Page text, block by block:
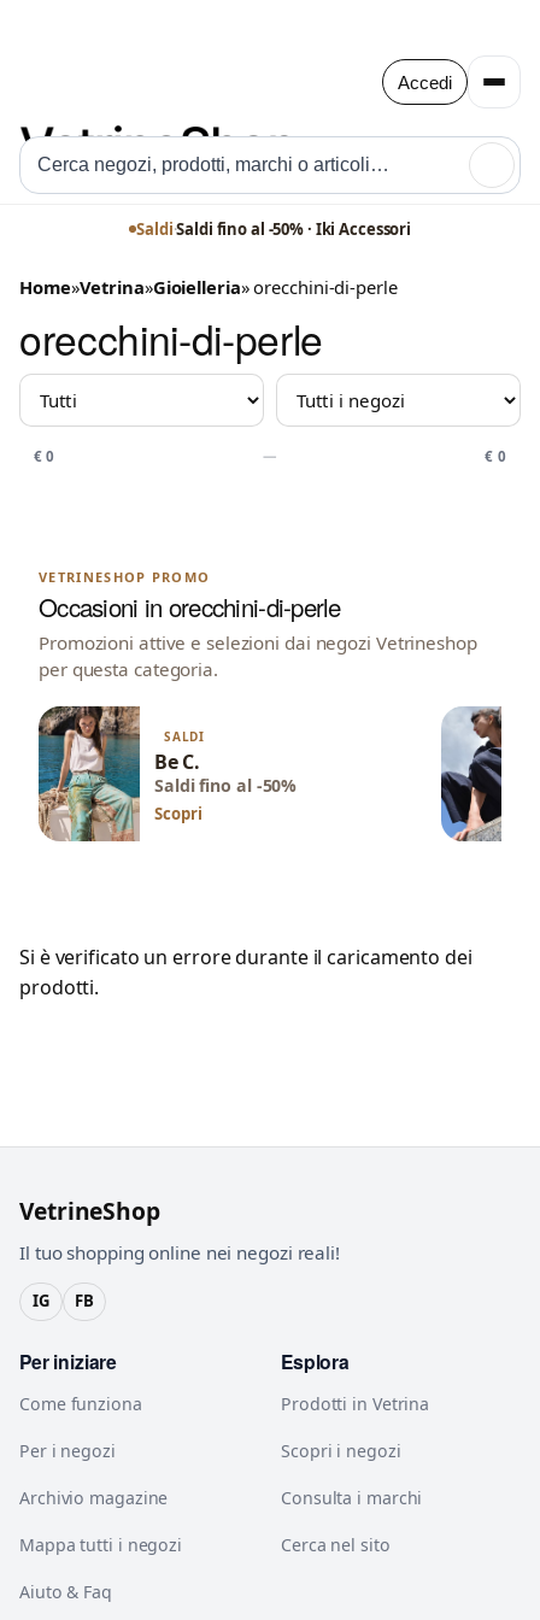
Accedi
Saldi·Saldi fino al -50% · Iki Accessori
Saldi·Saldi fino al -50% · Boutique Rosy
Home»Vetrina»Gioielleria» orecchini-di-perle
orecchini-di-perle
MARCHIO NEGOZIO
PREZZO
€ 0 — € 0
VETRINESHOP PROMO
Occasioni in orecchini-di-perle
Promozioni attive e selezioni dai negozi Vetrineshop
per questa categoria.
SALDI
Be C.
Saldi fino al -50%
Scopri
Si è verificato un errore durante il caricamento dei
prodotti.
VetrineShop
Il tuo shopping online nei negozi reali!
IG FB
Per iniziare
Come funziona
Per i negozi
Archivio magazine
Mappa tutti i negozi
Aiuto & Faq
Esplora
Prodotti in Vetrina
Scopri i negozi
Consulta i marchi
Cerca nel sito